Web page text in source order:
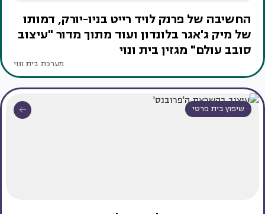
החשיבה של פרנק לויד רייט בניו-יורק, דמותו
של מיק ג'אגר בלונדון ועוד מתוך מדור "עיצוב
סובב עולם" מגזין בית ונוי
מערכת בית ונוי
שיפוץ בית פרטי